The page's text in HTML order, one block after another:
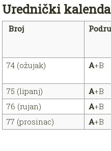
Urednički
Broj
74 (ožujak) A+B
75 (lipanj) A+B
76 (rujan)
A+B
77 (prosinac)
A+B